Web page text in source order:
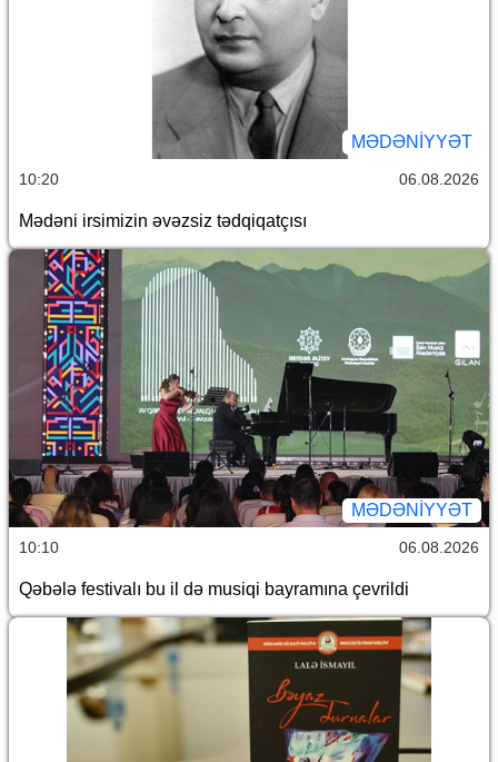
MƏDƏNIYYƏT
10:20 06.08.2026
Mədəni irsimizin əvəzsiz tədqiqatçısı
MƏDƏNIYYƏT
10:10 06.08.2026
Qəbələ festivalı bu il də musiqi bayramına çevrildi